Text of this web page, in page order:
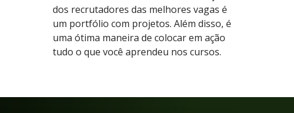
dos recrutadores das melhores vagas é
um portfólio com projetos. Além disso, é
uma ótima maneira de colocar em ação
tudo o que você aprendeu nos cursos.